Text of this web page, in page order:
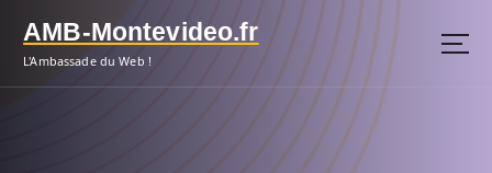
p
AMB-Montevideo.fr
L'Ambassade du Web !